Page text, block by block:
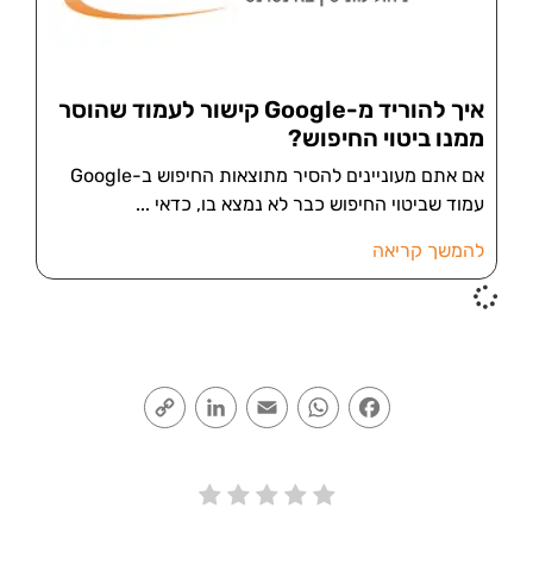
איך להוריד מ-Google קישור לעמוד שהוסר
ממנו ביטוי החיפוש?
אם אתם מעוניינים להסיר מתוצאות החיפוש ב-Google
עמוד שביטוי החיפוש כבר לא נמצא בו, כדאי
להמשך קריאה
Facebook
WhatsApp
Email
LinkedIn